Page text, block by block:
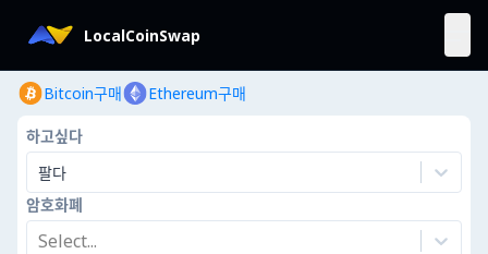
LocalCoinSwap
Bitcoin구매 Ethereum구매
하고싶다
팔다
암호화폐
Select...